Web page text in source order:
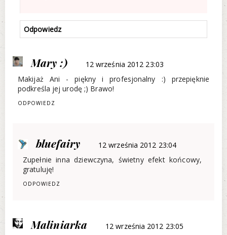
Odpowiedz
Mary :)
12 września 2012 23:03
Makijaż Ani - piękny i profesjonalny :) przepięknie
podkreśla jej urodę ;) Brawo!
ODPOWIEDZ
bluefairy
12 września 2012 23:04
Zupełnie inna dziewczyna, świetny efekt końcowy,
gratuluję!
ODPOWIEDZ
Maliniarka
12 września 2012 23:05